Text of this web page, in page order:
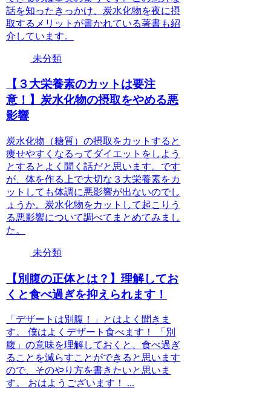
話を知ったきっかけ、炭水化物を夜に摂
取するメリットが書かれている著書も紹
介しています。
未分類
【３大栄養素のカットは要注
意！】炭水化物の摂取をやめる悪
影響
炭水化物（糖質）の摂取をカットすると
痩せやすくなるってダイエットをしよう
とするとよく聞く話だと思います。です
が、体を作る上で大切な３大栄養素をカ
ットしても体調に悪影響が出ないのでし
ょうか。炭水化物をカットして起こりう
る悪影響について調べてまとめてみまし
た。
未分類
【別腹の正体とは？】理解してお
くと食べ過ぎを抑えられます！
「デザートは別腹！」とはよく聞きま
す。 僕はよくデザート食べます！ 「別
腹」の意味を理解しておくと、食べ過ぎ
ることを減らすことができると思います
ので、そのやり方を書きたいと思いま
す。 おはようございます！ ...